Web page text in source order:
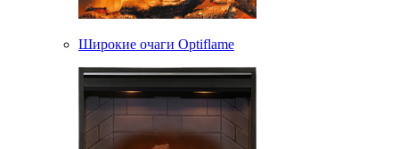
Широкие очаги Optiflame